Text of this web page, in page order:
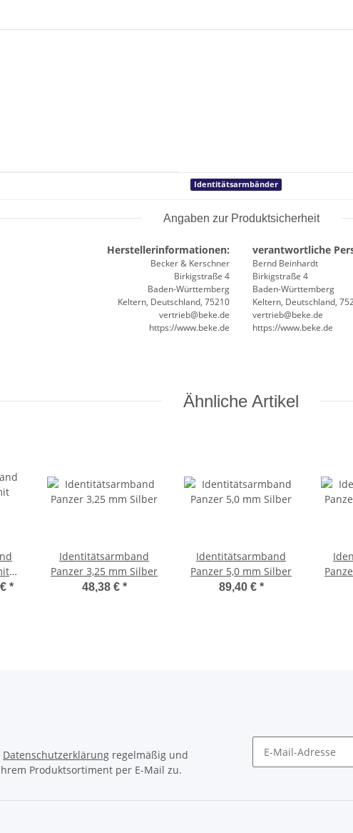
Identitätsarmbänder
Angaben zur Produktsicherheit
Herstellerinformationen:
Becker & Kerschner
Birkigstraße 4
Baden-Württemberg
Keltern, Deutschland, 75210
vertrieb@beke.de
https://www.beke.de
verantwortliche
Bernd Beinhardt
Birkigstraße 4
Baden-Württemberg
Keltern, Deutschland,
vertrieb@beke.de
https://www.beke.de
Ähnliche Artikel
*
Identitätsarmband
Panzer 3,25 mm Silber
48,38 € *
Identitätsarmband
Panzer 5,0 mm Silber
89,40 € *
Datenschutzerklärung regelmäßig und
Produktsortiment per E-Mail zu.